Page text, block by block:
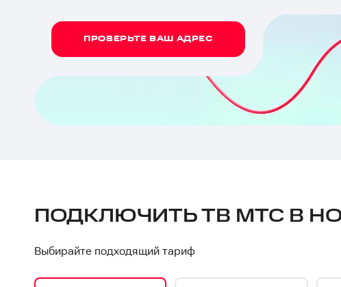
ПРОВЕРЬТЕ ВАШ АДРЕС
ПОДКЛЮЧИТЬ ТВ МТС В
Выбирайте подходящий тариф